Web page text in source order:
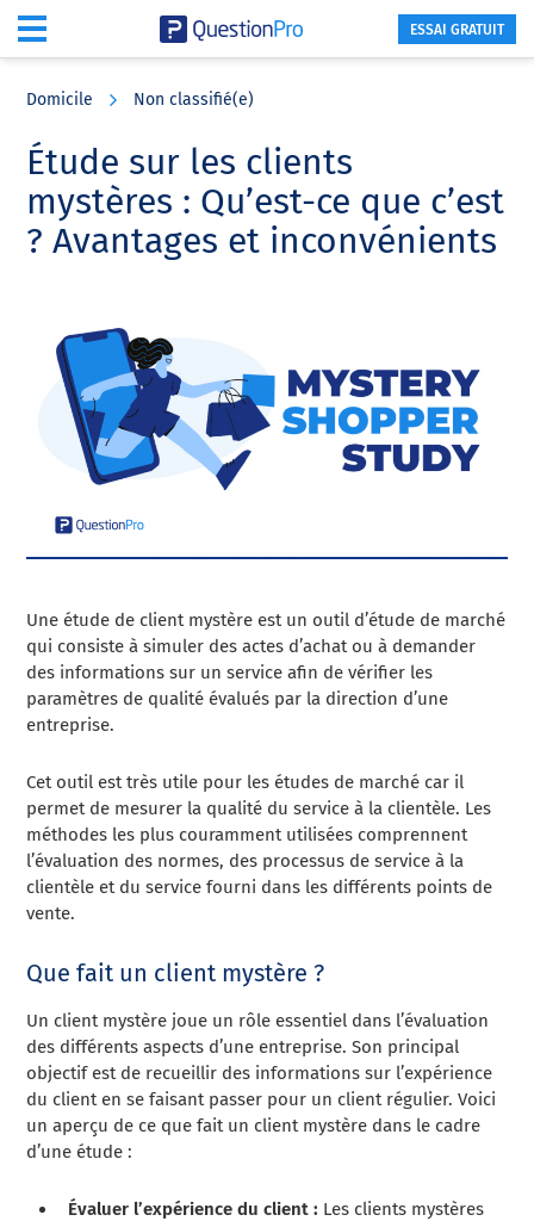
content
sidebar
ESSAI GRATUIT
Domicile Non classifié(e)
Étude sur les clients
mystères : Qu’est-ce que c’est
? Avantages et inconvénients
Une étude de client mystère est un outil d’étude de marché
qui consiste à simuler des actes d’achat ou à demander
des informations sur un service afin de vérifier les
paramètres de qualité évalués par la direction d’une
entreprise.
Cet outil est très utile pour les études de marché car il
permet de mesurer la qualité du service à la clientèle. Les
méthodes les plus couramment utilisées comprennent
l’évaluation des normes, des processus de service à la
clientèle et du service fourni dans les différents points de
vente.
Que fait un client mystère ?
Un client mystère joue un rôle essentiel dans l’évaluation
des différents aspects d’une entreprise. Son principal
objectif est de recueillir des informations sur l’expérience
du client en se faisant passer pour un client régulier. Voici
un aperçu de ce que fait un client mystère dans le cadre
d’une étude :
Évaluer l’expérience du client : Les clients mystères